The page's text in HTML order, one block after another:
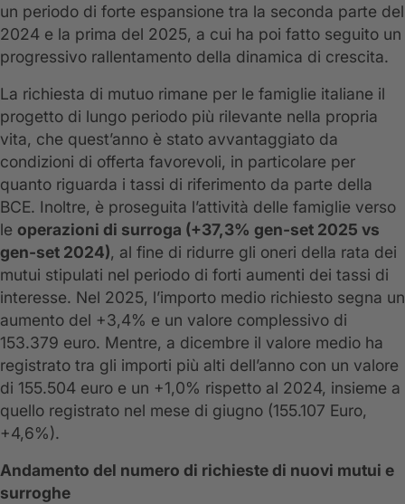
un periodo di forte espansione tra la seconda parte del
2024 e la prima del 2025, a cui ha poi fatto seguito un
progressivo rallentamento della dinamica di crescita.
La richiesta di mutuo rimane per le famiglie italiane il
progetto di lungo periodo più rilevante nella propria
vita, che quest’anno è stato avvantaggiato da
condizioni di offerta favorevoli, in particolare per
quanto riguarda i tassi di riferimento da parte della
BCE. Inoltre, è proseguita l’attività delle famiglie verso
le operazioni di surroga (+37,3% gen-set 2025 vs
gen-set 2024), al fine di ridurre gli oneri della rata dei
mutui stipulati nel periodo di forti aumenti dei tassi di
interesse. Nel 2025, l’importo medio richiesto segna un
aumento del +3,4% e un valore complessivo di
153.379 euro. Mentre, a dicembre il valore medio ha
registrato tra gli importi più alti dell’anno con un valore
di 155.504 euro e un +1,0% rispetto al 2024, insieme a
quello registrato nel mese di giugno (155.107 Euro,
+4,6%).
Andamento del numero di richieste di nuovi mutui e
surroghe